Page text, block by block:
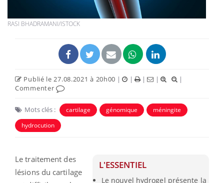
RASI BHADRAMANI/ISTOCK
Publié le 27.08.2021 à 20h00 | | | |
|
Commenter
Mots clés : cartilage génomique
méningite
hydrocution
L'ESSENTIEL
Le nouvel hydrogel présente la
Le traitement des
lésions du cartilage